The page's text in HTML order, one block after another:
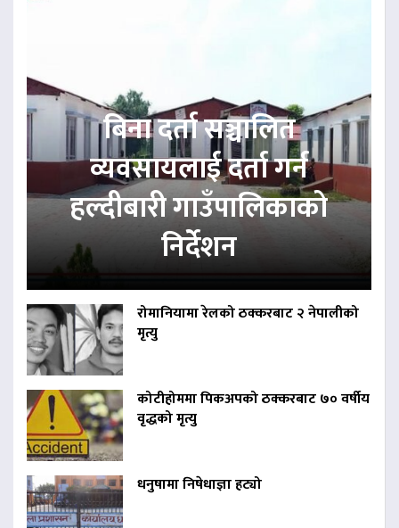
बिना दर्ता सञ्चालित
व्यवसायलाई दर्ता गर्न
हल्दीबारी गाउँपालिकाको
निर्देशन
रोमानियामा रेलको ठक्करबाट २ नेपालीको
मृत्यु
कोटीहोममा पिकअपको ठक्करबाट ७० वर्षीय
वृद्धको मृत्यु
धनुषामा निषेधाज्ञा हट्यो